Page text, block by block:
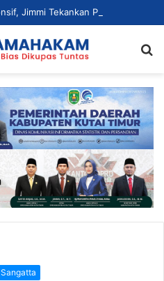
Sangatta